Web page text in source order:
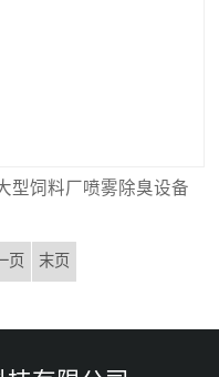
型饲料厂喷雾除臭设备
页 末页